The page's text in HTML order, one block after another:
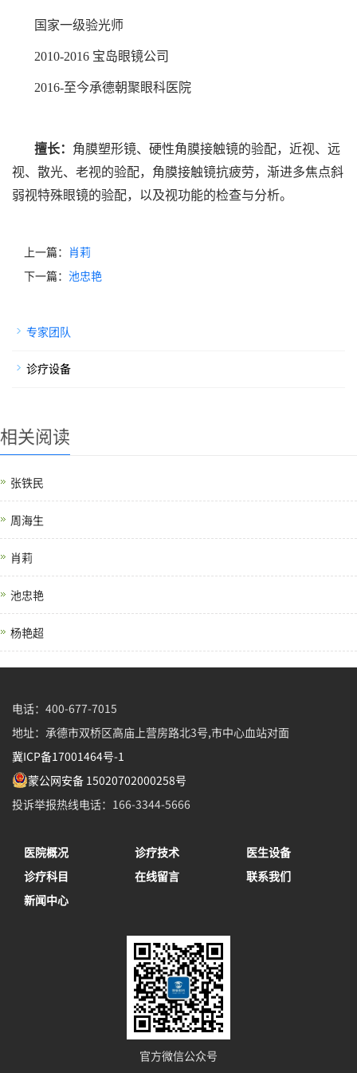
国家一级验光师
2010-2016 宝岛眼镜公司
2016-至今承德朝聚眼科医院
擅长： 角膜塑形镜、硬性角膜接触镜的验配，近视、远
视、散光、老视的验配，角膜接触镜抗疲劳，渐进多焦点斜
弱视特殊眼镜的验配，以及视功能的检查与分析。
上一篇： 肖莉
下一篇： 池忠艳
专家团队
诊疗设备
相关阅读
张铁民
周海生
肖莉
池忠艳
杨艳超
电话：400-677-7015
地址：承德市双桥区高庙上营房路北3号,市中心血站对面
冀ICP备17001464号-1
蒙公网安备 15020702000258号
投诉举报热线电话：166-3344-5666
医院概况 诊疗技术
医生设备
诊疗科目
在线留言
联系我们
新闻中心
官方微信公众号